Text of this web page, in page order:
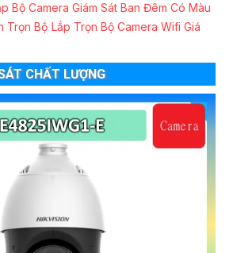
Bộ Camera Giám Sát Ban Đêm Có Màu
Trọn Bộ Lắp Trọn Bộ Camera Wifi Giá
CHẤT LƯỢNG